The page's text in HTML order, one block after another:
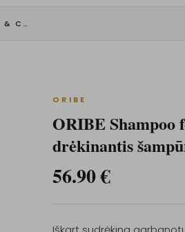
ORIBE SHAMPOO FOR MOISTURE & CONTROL - INTENSYVIAI DRĖKINANTIS ŠAMPŪNAS
ORIBE
ORIBE
drėkinantis
56.90€